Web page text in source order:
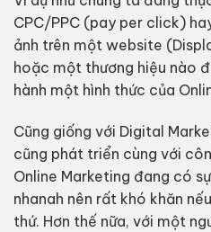
CPC/PPC (pay per click)
ảnh trên một website
hoặc một thương hiệu nào
hành một hình thức của
Cũng giống với Digital
cũng phát triển cùng với
Online Marketing đang có
nhanah nên rất khó khăn
thứ. Hơn thế nữa, với một